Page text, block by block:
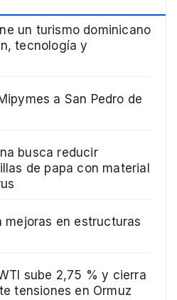
un turismo dominicano
tecnología y
a San Pedro de
busca reducir
de papa con material
mejoras en estructuras
sube 2,75 % y cierra
tensiones en Ormuz